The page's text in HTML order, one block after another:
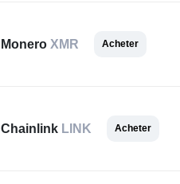
Monero XMR Acheter
Chainlink LINK Acheter